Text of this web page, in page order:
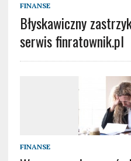
FINANSE
Błyskawiczny
serwis finratownik.pl
FINANSE